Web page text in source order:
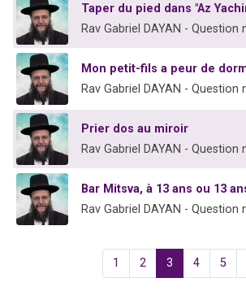
Taper du pied dans "Az
Rav Gabriel DAYAN - Question
Mon petit-fils a peur de
Rav Gabriel DAYAN - Question
Prier dos au miroir
Rav Gabriel DAYAN - Question
Bar Mitsva, à 13 ans ou 13
Rav Gabriel DAYAN - Question
1 2 3 4 5